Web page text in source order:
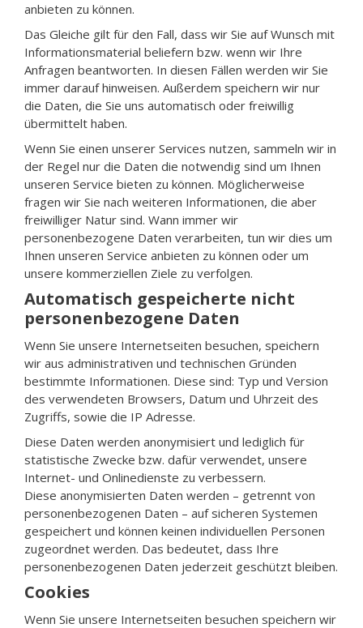
anbieten zu können.
Das Gleiche gilt für den Fall, dass wir Sie auf Wunsch mit
Informationsmaterial beliefern bzw. wenn wir Ihre
Anfragen beantworten. In diesen Fällen werden wir Sie
immer darauf hinweisen. Außerdem speichern wir nur
die Daten, die Sie uns automatisch oder freiwillig
übermittelt haben.
Wenn Sie einen unserer Services nutzen, sammeln wir in
der Regel nur die Daten die notwendig sind um Ihnen
unseren Service bieten zu können. Möglicherweise
fragen wir Sie nach weiteren Informationen, die aber
freiwilliger Natur sind. Wann immer wir
personenbezogene Daten verarbeiten, tun wir dies um
Ihnen unseren Service anbieten zu können oder um
unsere kommerziellen Ziele zu verfolgen.
Automatisch gespeicherte nicht
personenbezogene Daten
Wenn Sie unsere Internetseiten besuchen, speichern
wir aus administrativen und technischen Gründen
bestimmte Informationen. Diese sind: Typ und Version
des verwendeten Browsers, Datum und Uhrzeit des
Zugriffs, sowie die IP Adresse.
Diese Daten werden anonymisiert und lediglich für
statistische Zwecke bzw. dafür verwendet, unsere
Internet- und Onlinedienste zu verbessern.
Diese anonymisierten Daten werden – getrennt von
personenbezogenen Daten – auf sicheren Systemen
gespeichert und können keinen individuellen Personen
zugeordnet werden. Das bedeutet, dass Ihre
personenbezogenen Daten jederzeit geschützt bleiben.
Cookies
Wenn Sie unsere Internetseiten besuchen speichern wir